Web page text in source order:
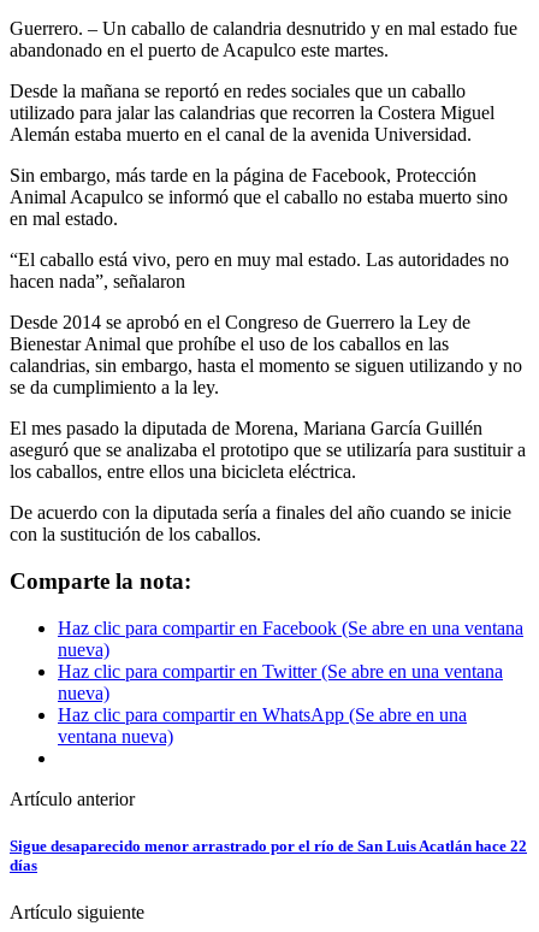
Guerrero. – Un caballo de calandria desnutrido y en mal estado fue
abandonado en el puerto de Acapulco este martes.
Desde la mañana se reportó en redes sociales que un caballo
utilizado para jalar las calandrias que recorren la Costera Miguel
Alemán estaba muerto en el canal de la avenida Universidad.
Sin embargo, más tarde en la página de Facebook, Protección
Animal Acapulco se informó que el caballo no estaba muerto sino
en mal estado.
“El caballo está vivo, pero en muy mal estado. Las autoridades no
hacen nada”, señalaron
Desde 2014 se aprobó en el Congreso de Guerrero la Ley de
Bienestar Animal que prohíbe el uso de los caballos en las
calandrias, sin embargo, hasta el momento se siguen utilizando y no
se da cumplimiento a la ley.
El mes pasado la diputada de Morena, Mariana García Guillén
aseguró que se analizaba el prototipo que se utilizaría para sustituir a
los caballos, entre ellos una bicicleta eléctrica.
De acuerdo con la diputada sería a finales del año cuando se inicie
con la sustitución de los caballos.
Comparte la nota:
Haz clic para compartir en Facebook (Se abre en una ventana
nueva)
Haz clic para compartir en Twitter (Se abre en una ventana
nueva)
Haz clic para compartir en WhatsApp (Se abre en una
ventana nueva)
Artículo anterior
Sigue desaparecido menor arrastrado por el río de San Luis Acatlán hace 22
días
Artículo siguiente